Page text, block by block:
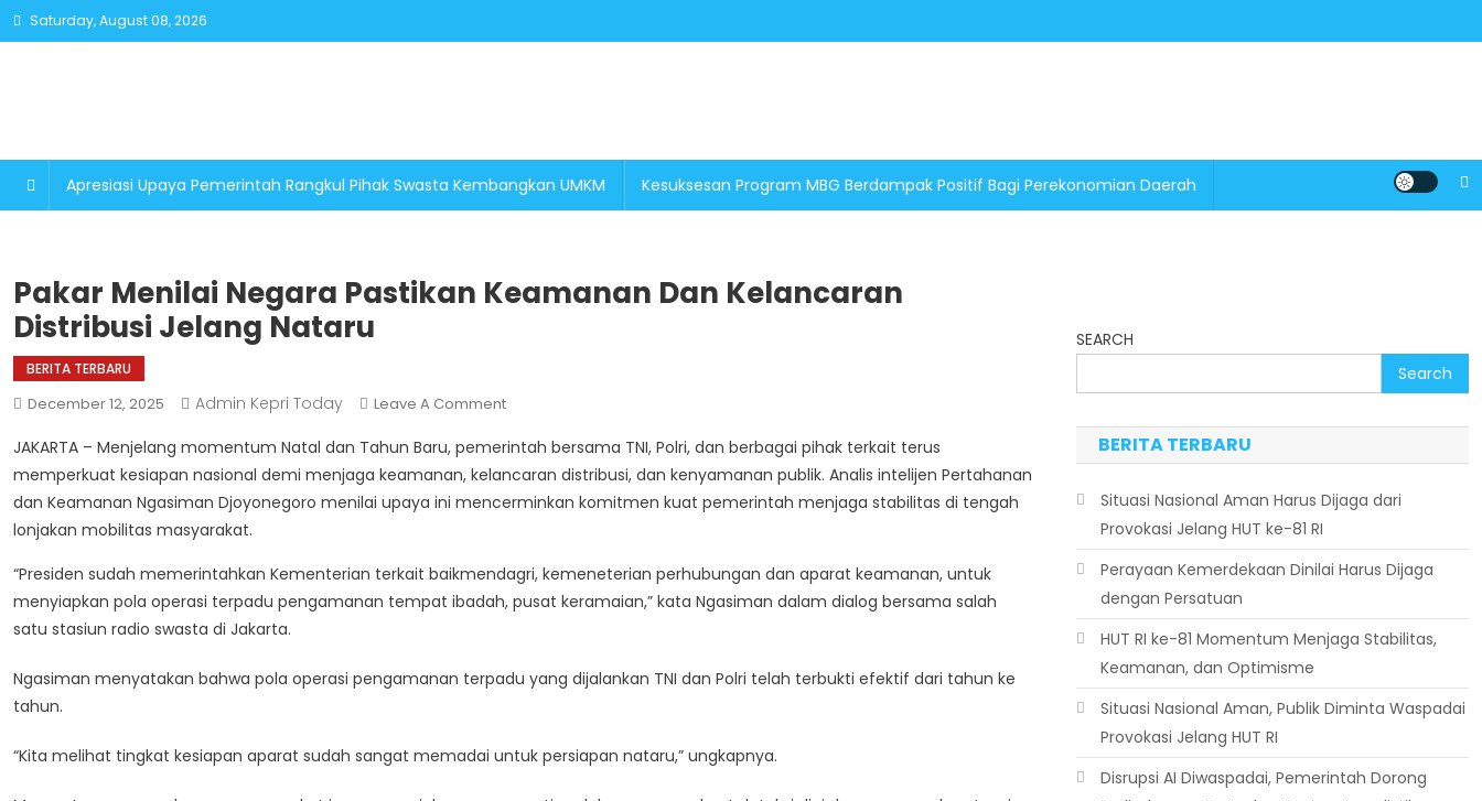
Skip
to
Saturday, August 08, 2026
Apresiasi Upaya Pemerintah Rangkul Pihak Swasta Kembangkan UMKM Kesuksesan Program MBG Berdampak Positif Bagi Perekonomian Daerah
Pakar Menilai Negara Pastikan Keamanan Dan Kelancaran
Distribusi Jelang Nataru
BERITA TERBARU
December 12, 2025 Admin Kepri Today Leave A CommentOn
Menilai
Negara
Pastikan
Kelancaran
Distribusi
JAKARTA – Menjelang momentum Natal dan Tahun Baru, pemerintah bersama TNI, Polri, dan berbagai pihak terkait terus
memperkuat kesiapan nasional demi menjaga keamanan, kelancaran distribusi, dan kenyamanan publik. Analis intelijen Pertahanan
dan Keamanan Ngasiman Djoyonegoro menilai upaya ini mencerminkan komitmen kuat pemerintah menjaga stabilitas di tengah
lonjakan mobilitas masyarakat.
“Presiden sudah memerintahkan Kementerian terkait baikmendagri, kemeneterian perhubungan dan aparat keamanan, untuk
menyiapkan pola operasi terpadu pengamanan tempat ibadah, pusat keramaian,” kata Ngasiman dalam dialog bersama salah
satu stasiun radio swasta di Jakarta.
Ngasiman menyatakan bahwa pola operasi pengamanan terpadu yang dijalankan TNI dan Polri telah terbukti efektif dari tahun ke
tahun.
“Kita melihat tingkat kesiapan aparat sudah sangat memadai untuk persiapan nataru,” ungkapnya.
SEARCH
Search
BERITA TERBARU
Situasi Nasional Aman Harus Dijaga dari
Provokasi Jelang HUT ke-81 RI
Perayaan Kemerdekaan Dinilai Harus Dijaga
dengan Persatuan
HUT RI ke-81 Momentum Menjaga Stabilitas,
Keamanan, dan Optimisme
Situasi Nasional Aman, Publik Diminta Waspadai
Provokasi Jelang HUT RI
Disrupsi AI Diwaspadai, Pemerintah Dorong